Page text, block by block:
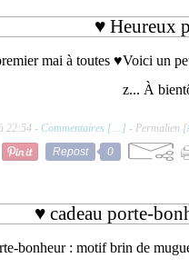
♥ Heureux
Voici un
z... À
22:54 - Commentaires [… ] - Permalien [
Repost
0
♥ cadeau porte-